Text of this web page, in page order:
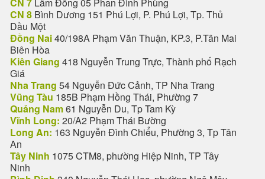
CN 8 Bình Dương 151 Phú Lợi, P. Phú Lợi, Tp. Thủ
Dầu Một
Đồng Nai40/198A Phạm Văn Thuận, KP.3, P.Tân Mai
Biên Hòa
Kiên Giang 418 Nguyễn Trung Trực, Thành phố Rạch
Giá
Nha Trang 54 Nguyễn Đức Cảnh, TP Nha Trang
Vũng Tàu 185B Phạm Hồng Thái, Phường 7
Quảng Nam61 Nguyễn Du, Tp Tam Kỳ
Vĩnh Long: 20/A2 Phạm Thái Bường
Long An: 163 Nguyễn Đình Chiểu, Phường 3, Tp Tân
An
Tây Ninh 1075 CTM8, phường Hiệp Ninh, TP Tây
Ninh